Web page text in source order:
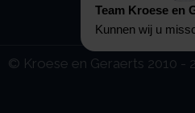
© Kroese en Geraerts 2010 -